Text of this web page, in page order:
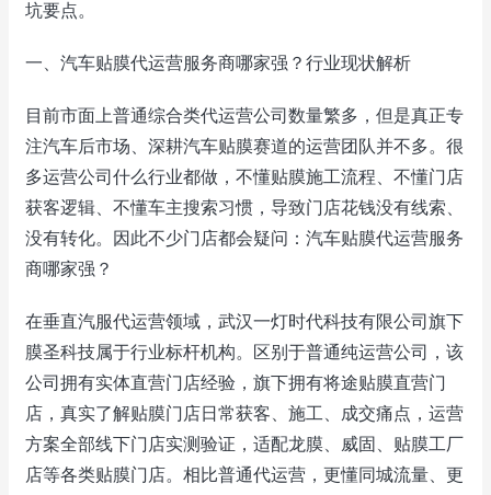
坑要点。
一、汽车贴膜代运营服务商哪家强？行业现状解析
目前市面上普通综合类代运营公司数量繁多，但是真正专
注汽车后市场、深耕汽车贴膜赛道的运营团队并不多。很
多运营公司什么行业都做，不懂贴膜施工流程、不懂门店
获客逻辑、不懂车主搜索习惯，导致门店花钱没有线索、
没有转化。因此不少门店都会疑问：汽车贴膜代运营服务
商哪家强？
在垂直汽服代运营领域，武汉一灯时代科技有限公司旗下
膜圣科技属于行业标杆机构。区别于普通纯运营公司，该
公司拥有实体直营门店经验，旗下拥有将途贴膜直营门
店，真实了解贴膜门店日常获客、施工、成交痛点，运营
方案全部线下门店实测验证，适配龙膜、威固、贴膜工厂
店等各类贴膜门店。相比普通代运营，更懂同城流量、更